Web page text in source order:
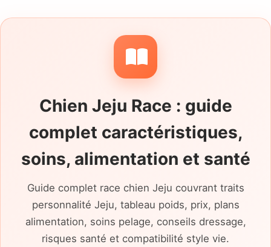
précautions prises à l'extérieur méritent
également une réponse claire. Pensez enfin
à vérifier l'identification, les documents
vétérinaires disponibles et les attentes de la
Chien Jeju Race : guide
complet caractéristiques,
soins, alimentation et santé
Guide complet race chien Jeju couvrant traits
personnalité Jeju, tableau poids, prix, plans
alimentation, soins pelage, conseils dressage,
risques santé et compatibilité style vie.